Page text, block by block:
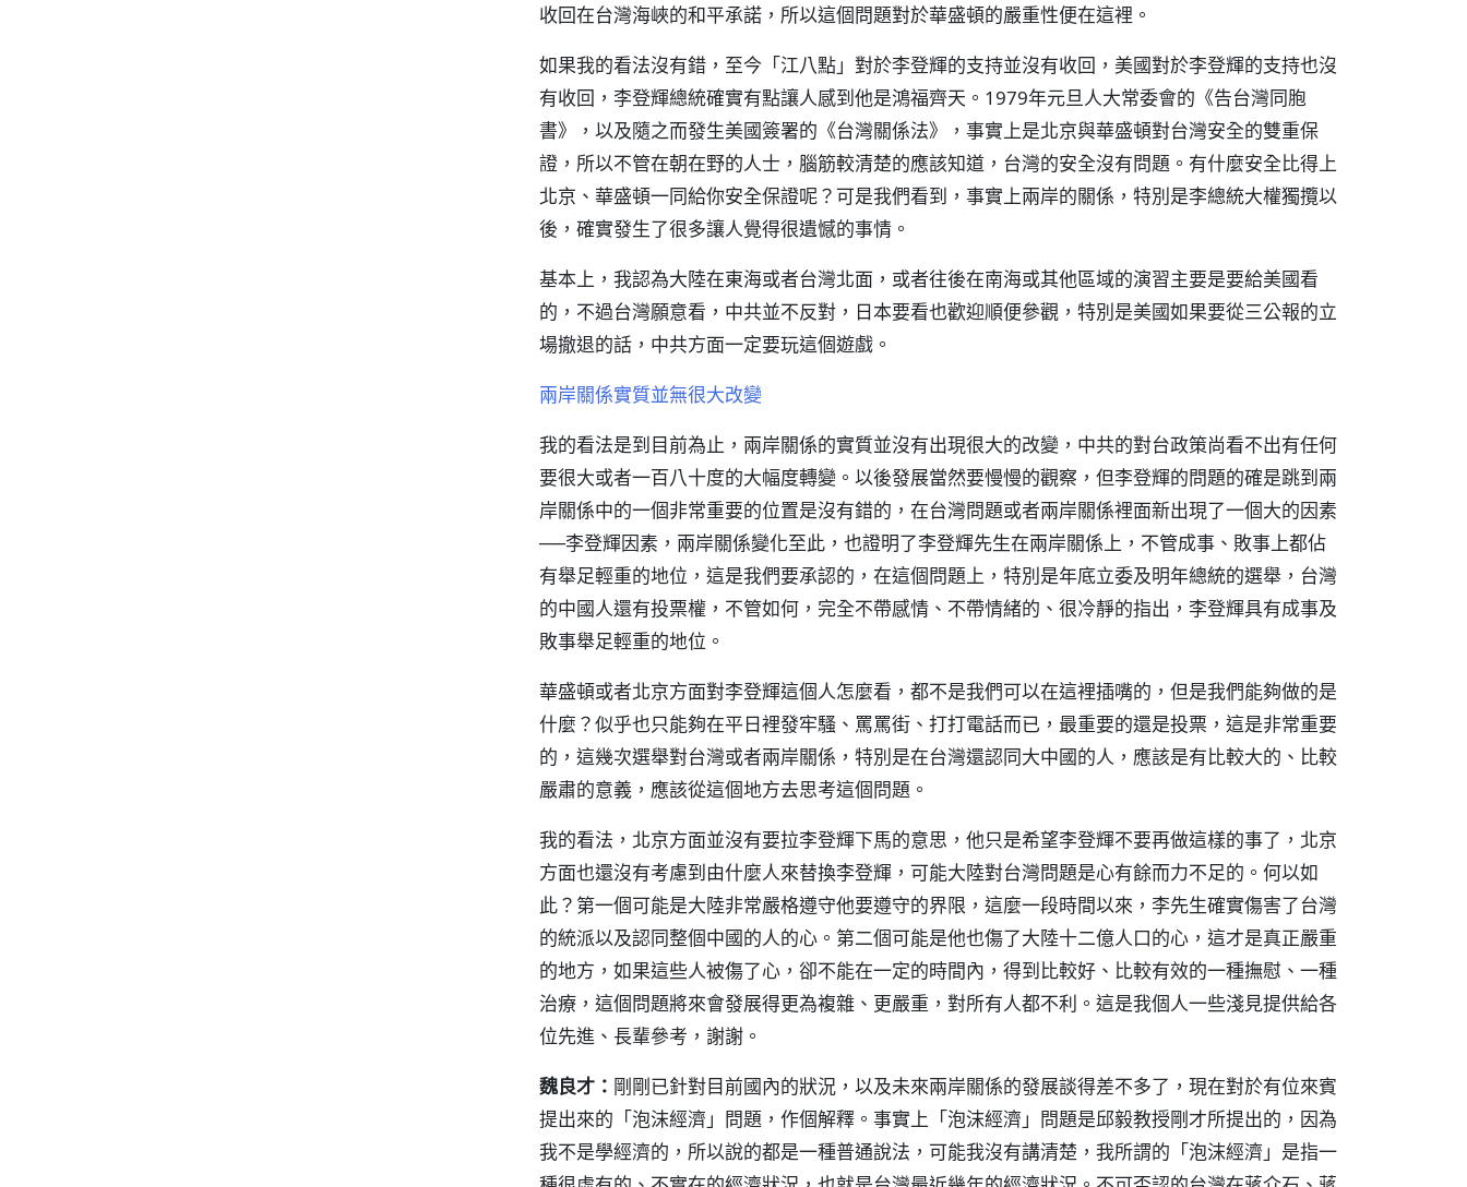
收回在台灣海峽的和平承諾，所以這個問題對於華盛頓的嚴重性便在這裡。
如果我的看法沒有錯，至今「江八點」對於李登輝的支持並沒有收回，美國對於李登輝的支持也沒
有收回，李登輝總統確實有點讓人感到他是鴻福齊天。1979年元旦人大常委會的《告台灣同胞
書》，以及隨之而發生美國簽署的《台灣關係法》，事實上是北京與華盛頓對台灣安全的雙重保
證，所以不管在朝在野的人士，腦筋較清楚的應該知道，台灣的安全沒有問題。有什麼安全比得上
北京、華盛頓一同給你安全保證呢？可是我們看到，事實上兩岸的關係，特別是李總統大權獨攬以
後，確實發生了很多讓人覺得很遺憾的事情。
基本上，我認為大陸在東海或者台灣北面，或者往後在南海或其他區域的演習主要是要給美國看
的，不過台灣願意看，中共並不反對，日本要看也歡迎順便參觀，特別是美國如果要從三公報的立
場撤退的話，中共方面一定要玩這個遊戲。
兩岸關係實質並無很大改變
我的看法是到目前為止，兩岸關係的實質並沒有出現很大的改變，中共的對台政策尚看不出有任何
要很大或者一百八十度的大幅度轉變。以後發展當然要慢慢的觀察，但李登輝的問題的確是跳到兩
岸關係中的一個非常重要的位置是沒有錯的，在台灣問題或者兩岸關係裡面新出現了一個大的因素
──李登輝因素，兩岸關係變化至此，也證明了李登輝先生在兩岸關係上，不管成事、敗事上都佔
有舉足輕重的地位，這是我們要承認的，在這個問題上，特別是年底立委及明年總統的選舉，台灣
的中國人還有投票權，不管如何，完全不帶感情、不帶情緒的、很冷靜的指出，李登輝具有成事及
敗事舉足輕重的地位。
華盛頓或者北京方面對李登輝這個人怎麼看，都不是我們可以在這裡插嘴的，但是我們能夠做的是
什麼？似乎也只能夠在平日裡發牢騷、罵罵街、打打電話而已，最重要的還是投票，這是非常重要
的，這幾次選舉對台灣或者兩岸關係，特別是在台灣還認同大中國的人，應該是有比較大的、比較
嚴肅的意義，應該從這個地方去思考這個問題。
我的看法，北京方面並沒有要拉李登輝下馬的意思，他只是希望李登輝不要再做這樣的事了，北京
方面也還沒有考慮到由什麼人來替換李登輝，可能大陸對台灣問題是心有餘而力不足的。何以如
此？第一個可能是大陸非常嚴格遵守他要遵守的界限，這麼一段時間以來，李先生確實傷害了台灣
的統派以及認同整個中國的人的心。第二個可能是他也傷了大陸十二億人口的心，這才是真正嚴重
的地方，如果這些人被傷了心，卻不能在一定的時間內，得到比較好、比較有效的一種撫慰、一種
治療，這個問題將來會發展得更為複雜、更嚴重，對所有人都不利。這是我個人一些淺見提供給各
位先進、長輩參考，謝謝。
魏良才： 剛剛已針對目前國內的狀況，以及未來兩岸關係的發展談得差不多了，現在對於有位來賓
提出來的「泡沫經濟」問題，作個解釋。事實上「泡沫經濟」問題是邱毅教授剛才所提出的，因為
我不是學經濟的，所以說的都是一種普通說法，可能我沒有講清楚，我所謂的「泡沫經濟」是指一